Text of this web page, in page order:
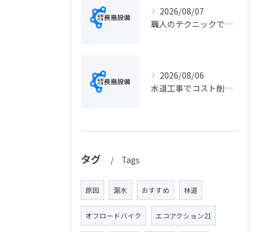
2026/08/07
職人のテクニックで出会う静岡県静岡市の伝統工芸と学びの魅力徹底解説
2026/08/06
水道工事でコスト削減を実現する静岡県静岡市の手続きと費用見直しポイント
タグ Tags
原因 漏水 おすすめ 林道
オフロードバイク エコアクション21